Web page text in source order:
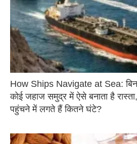
How Ships Navigate at Sea:
कोई जहाज समुद्र में ऐसे बनाता है
पहुंचने में लगते हैं कितने घंटे?